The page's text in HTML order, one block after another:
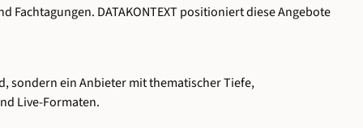
DATAKONTEXT positioniert diese Angebote
sondern ein Anbieter mit thematischer Tiefe,
Live-Formaten.